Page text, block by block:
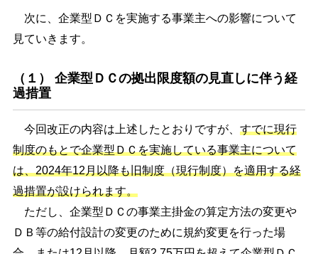
次に、企業型ＤＣを実施する事業主への影響について
見ていきます。
（１） 企業型ＤＣの拠出限度額の見直しに伴う経
過措置
今回改正の内容は上述したとおりですが、すでに現行
制度のもとで企業型ＤＣを実施している事業主について
は、2024年12月以降も旧制度（現行制度）を適用する経
過措置が設けられます。
ただし、企業型ＤＣの事業主掛金の算定方法の変更や
ＤＢ等の給付設計の変更のために規約変更を行った場